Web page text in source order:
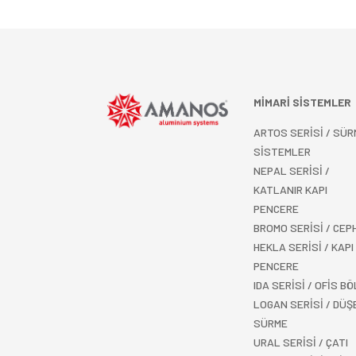
MİMARİ SİSTEMLER
ARTOS SERİSİ /
SİSTEMLER
NEPAL SERİSİ /
KATLANIR KAPI
PENCERE
BROMO SERİSİ /
HEKLA SERİSİ / KAPI
PENCERE
IDA SERİSİ / OFİS
LOGAN SERİSİ /
SÜRME
URAL SERİSİ / ÇATI